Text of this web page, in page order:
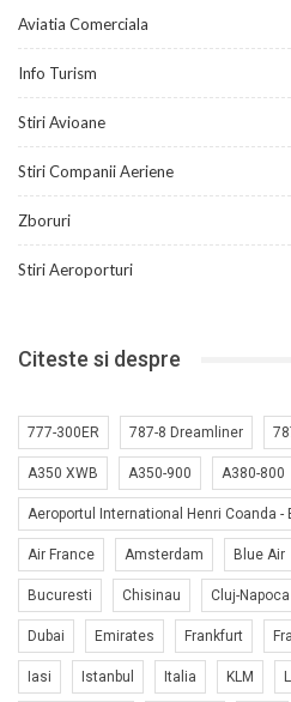
Aviatia Comerciala
Info Turism
Stiri Avioane
Stiri Companii Aeriene
Zboruri
Stiri Aeroporturi
Citeste si despre
777-300ER 787-8 Dreamliner
A350 XWB A350-900 A380-800
Aeroportul International Henri Coanda -
Air France Amsterdam Blue Air
Bucuresti Chisinau Cluj-Napoca
Dubai Emirates Frankfurt
Iasi Istanbul Italia KLM